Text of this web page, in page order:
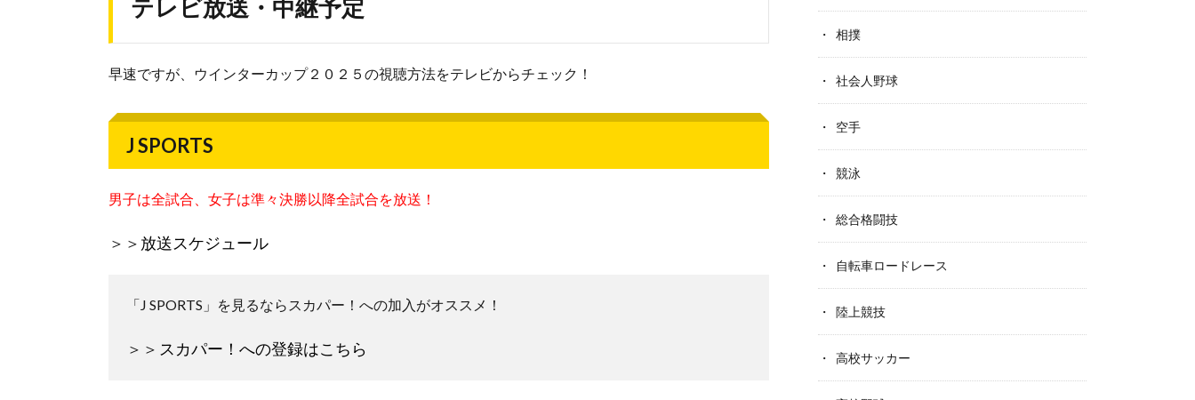
テレビ放送・中継予定
早速ですが、ウインターカップ２０２５の視聴方法をテレビからチェック！
J SPORTS
男子は全試合、女子は準々決勝以降全試合を放送！
＞＞ 放送スケジュール
「J SPORTS」を見るならスカパー！への加入がオススメ！
＞＞ スカパー！への登録はこちら
相撲
社会人野球
空手
競泳
総合格闘技
自転車ロードレース
陸上競技
高校サッカー